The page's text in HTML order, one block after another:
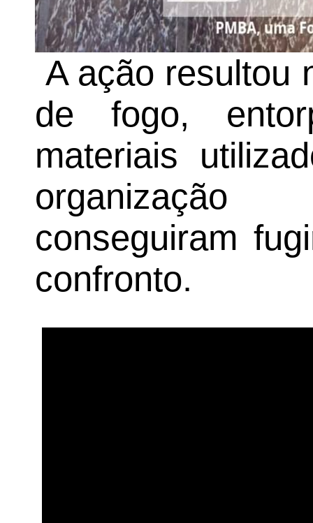
A ação resultou
de fogo,
materiais
conseguiram
confronto.